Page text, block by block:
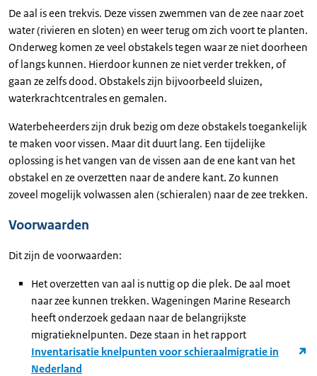
De aal is een trekvis. Deze vissen zwemmen van de zee naar zoet
water (rivieren en sloten) en weer terug om zich voort te planten.
Onderweg komen ze veel obstakels tegen waar ze niet doorheen
of langs kunnen. Hierdoor kunnen ze niet verder trekken, of
gaan ze zelfs dood. Obstakels zijn bijvoorbeeld sluizen,
waterkrachtcentrales en gemalen.
Waterbeheerders zijn druk bezig om deze obstakels toegankelijk
te maken voor vissen. Maar dit duurt lang. Een tijdelijke
oplossing is het vangen van de vissen aan de ene kant van het
obstakel en ze overzetten naar de andere kant. Zo kunnen
zoveel mogelijk volwassen alen (schieralen) naar de zee trekken.
Voorwaarden
Dit zijn de voorwaarden:
Het overzetten van aal is nuttig op die plek. De aal moet
naar zee kunnen trekken. Wageningen Marine Research
heeft onderzoek gedaan naar de belangrijkste
migratieknelpunten. Deze staan in het rapport
Inventarisatie knelpunten voor schieraalmigratie in
Nederland